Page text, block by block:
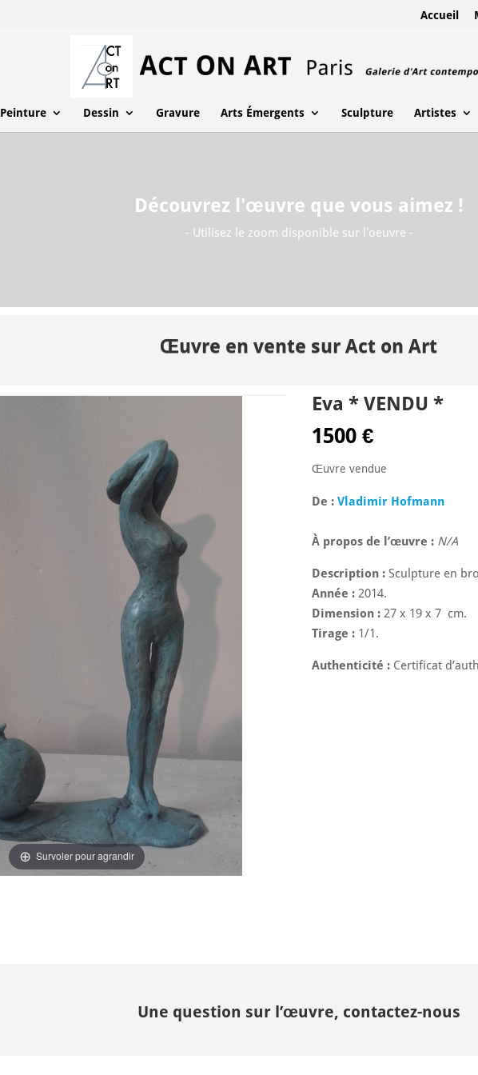
Accueil
Peinture Dessin Gravure Arts Émergents Sculpture Artistes
Découvrez l'œuvre que vous aimez !
- Utilisez le zoom disponible sur l'oeuvre -
Œuvre en vente sur Act on Art
Survoler pour agrandir
Eva * VENDU *
1500€
Œuvre vendue
De :Vladimir Hofmann
À propos de l’œuvre : N/A
Description : Sculpture en
Année : 2014.
Dimension : 27 x 19 x 7 cm.
Tirage : 1/1.
Authenticité : Certificat
Une question sur l’œuvre, contactez-nous